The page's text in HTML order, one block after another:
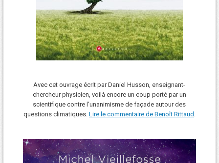
Avec cet ouvrage écrit par Daniel Husson, enseignant-
chercheur physicien, voilà encore un coup porté par un
scientifique contre l’unanimisme de façade autour des
questions climatiques. Lire le commentaire de Benoît Rittaud